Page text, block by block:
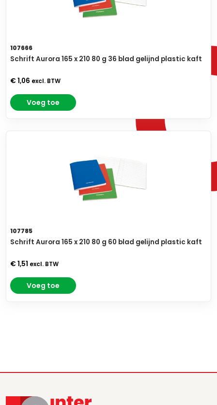
107666
Schrift Aurora 165 x 210 80 g 36 blad gelijnd plastic kaft
€ 1,06 excl. BTW
Voeg toe
107785
Schrift Aurora 165 x 210 80 g 60 blad gelijnd plastic kaft
€ 1,51 excl. BTW
Voeg toe